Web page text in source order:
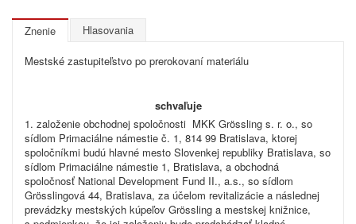
Znenie Hlasovania
Mestské zastupiteľstvo po prerokovaní materiálu
schvaľuje
1. založenie obchodnej spoločnosti MKK Grössling s. r. o., so
sídlom Primaciálne námestie č. 1, 814 99 Bratislava, ktorej
spoločníkmi budú hlavné mesto Slovenkej republiky Bratislava, so
sídlom Primaciálne námestie 1, Bratislava, a obchodná
spoločnosť National Development Fund II., a.s., so sídlom
Grösslingová 44, Bratislava, za účelom revitalizácie a následnej
prevádzky mestských kúpeľov Grössling a mestskej knižnice,